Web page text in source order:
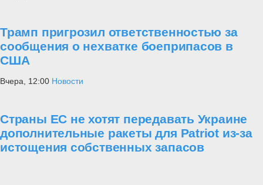
Трамп пригрозил ответственностью за
сообщения о нехватке боеприпасов в
США
Вчера, 12:00 Новости
Страны ЕС не хотят передавать Украине
дополнительные ракеты для Patriot из-за
истощения собственных запасов